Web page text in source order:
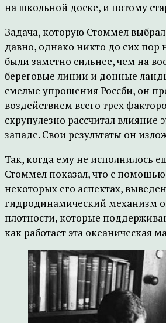
на школьной доске, и потому
Задача, которую Стоммел
давно, однако никто до сих пор
были заметно сильнее, чем на
береговые линии и донные
смелые упрощения Россби, он
воздействием всего трех
скрупулезно рассчитал
западе. Свои результаты он
Так, когда ему не исполнилось
Стоммел показал, что с
некоторых его аспектах,
гидродинамический механизм
плотности, которые
как работает эта океаническая